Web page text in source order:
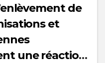
de
et
une réaction